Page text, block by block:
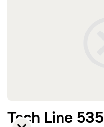
Tech Line 535